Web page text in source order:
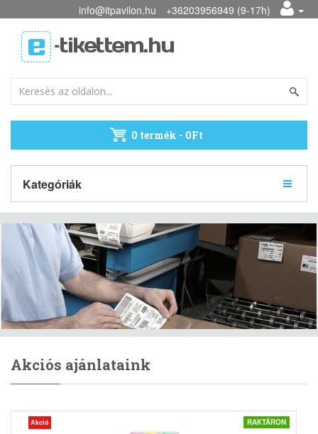
info@itpavilon.hu +36203956949 (9-17h)
0 termék - 0Ft
Kategóriák
Akciós ajánlataink
Akció RAKTÁRON